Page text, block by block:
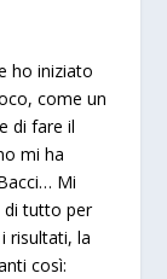
ho iniziato
come un
di fare il
mi ha
Mi
di tutto per
risultati, la
così: